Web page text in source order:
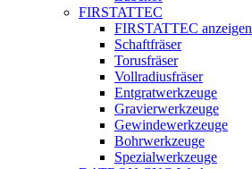
FIRSTATTEC
FIRSTATTEC anzeigen
Schaftfräser
Torusfräser
Vollradiusfräser
Entgratwerkzeuge
Gravierwerkzeuge
Gewindewerkzeuge
Bohrwerkzeuge
Spezialwerkzeuge